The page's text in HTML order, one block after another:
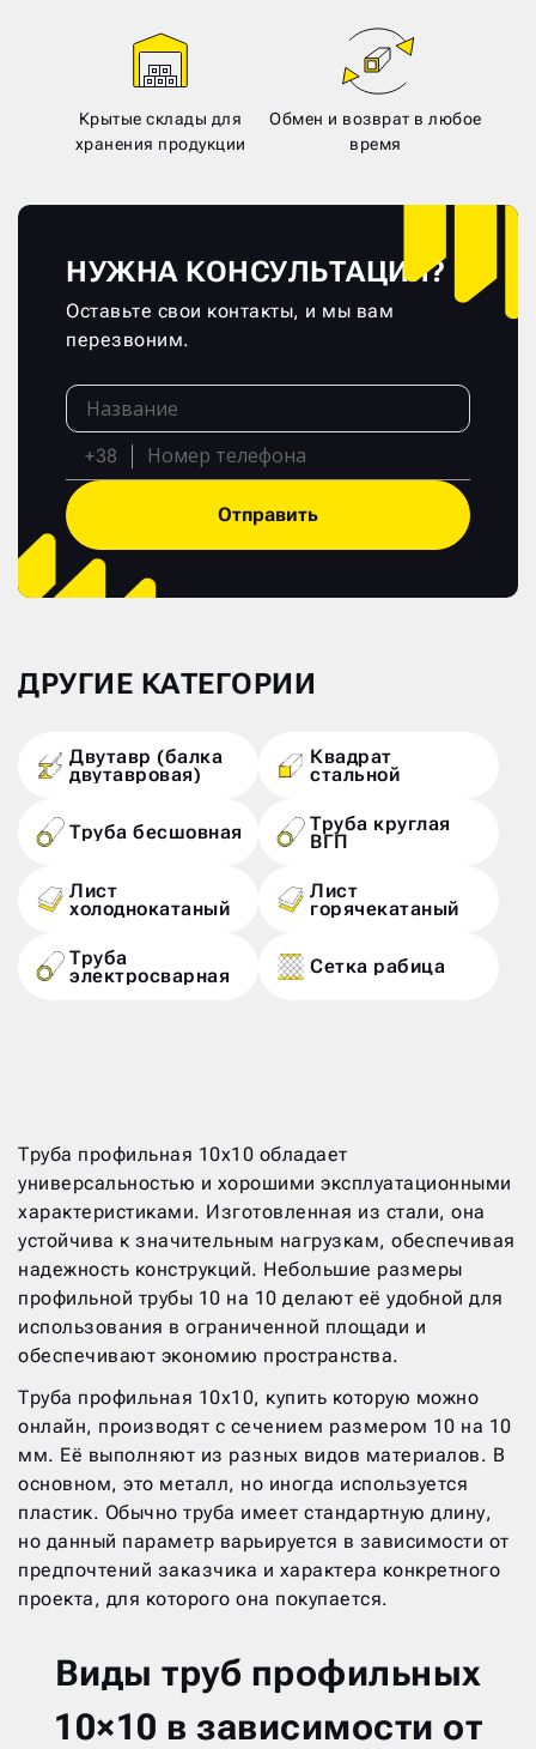
Крытые склады для
хранения продукции
Обмен и возврат в любое
время
НУЖНА КОНСУЛЬТАЦИЯ?
Оставьте свои контакты, и мы вам
перезвоним.
+38
Отправить
ДРУГИЕ КАТЕГОРИИ
Двутавр (балка
двутавровая)
Квадрат
стальной
Труба бесшовная Труба круглая
ВГП
Лист
холоднокатаный
Лист
горячекатаный
Труба
электросварная Сетка рабица
Труба профильная 10х10 обладает
универсальностью и хорошими эксплуатационными
характеристиками. Изготовленная из стали, она
устойчива к значительным нагрузкам, обеспечивая
надежность конструкций. Небольшие размеры
профильной трубы 10 на 10 делают её удобной для
использования в ограниченной площади и
обеспечивают экономию пространства.
Труба профильная 10х10, купить которую можно
онлайн, производят с сечением размером 10 на 10
мм. Её выполняют из разных видов материалов. В
основном, это металл, но иногда используется
пластик. Обычно труба имеет стандартную длину,
но данный параметр варьируется в зависимости от
предпочтений заказчика и характера конкретного
проекта, для которого она покупается.
Виды труб профильных
10×10 в зависимости от